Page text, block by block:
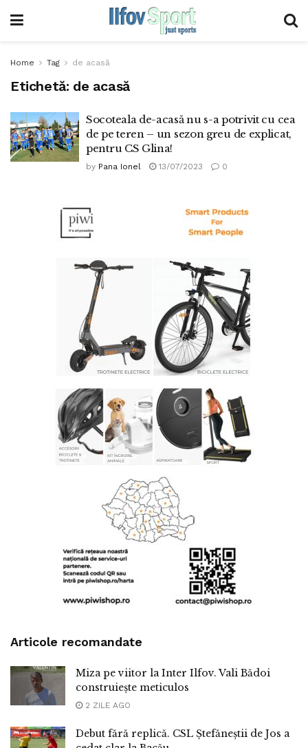
Home Tag de acasă
Etichetă: de acasă
Socoteala de-acasă nu s-a potrivit cu cea
de pe teren – un sezon greu de explicat,
pentru CS Glina!
by Pana Ionel 13/07/2023 0
Articole recomandate
Miza pe viitor la Inter Ilfov. Vali Bădoi
construiește meticulos
2 ZILE AGO
Debut fără replică. CSL Ștefăneștii de Jos a